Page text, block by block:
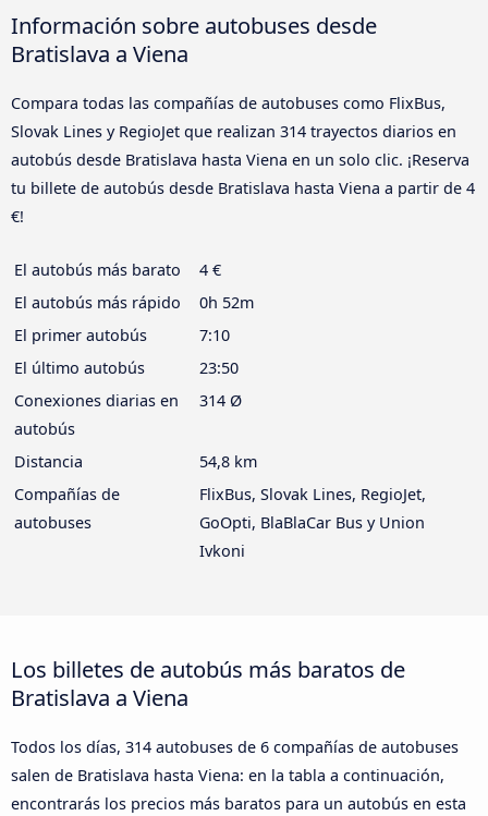
Información sobre autobuses desde
Bratislava a Viena
Compara todas las compañías de autobuses como FlixBus,
Slovak Lines y RegioJet que realizan 314 trayectos diarios en
autobús desde Bratislava hasta Viena en un solo clic. ¡Reserva
tu billete de autobús desde Bratislava hasta Viena a partir de 4
€!
El autobús más barato
4 €
El autobús más rápido
0h 52m
El primer autobús
7:10
El último autobús
23:50
Conexiones diarias en
autobús
314 Ø
Distancia
54,8 km
Compañías de
autobuses
FlixBus, Slovak Lines, RegioJet,
GoOpti, BlaBlaCar Bus y Union
Ivkoni
Los billetes de autobús más baratos de
Bratislava a Viena
Todos los días, 314 autobuses de 6 compañías de autobuses
salen de Bratislava hasta Viena: en la tabla a continuación,
encontrarás los precios más baratos para un autobús en esta